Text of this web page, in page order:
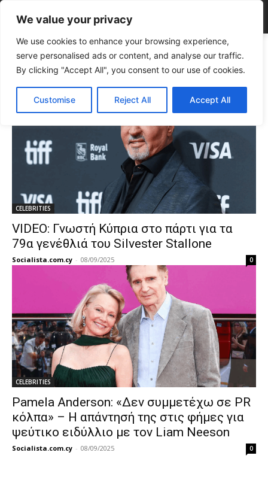
We value your privacy
We use cookies to enhance your browsing experience,
serve personalised ads or content, and analyse our traffic.
By clicking "Accept All", you consent to our use of cookies.
Customise Reject All Accept All
Tags Hollywood
Tag:Hollywood
CELEBRITIES
VIDEO: Γνωστή Κύπρια στο πάρτι για τα
79α γενέθλιά του Silvester Stallone
Socialista.com.cy - 08/09/2025 0
CELEBRITIES
Pamela Anderson: «Δεν συμμετέχω σε PR
κόλπα» – Η απάντησή της στις φήμες για
ψεύτικο ειδύλλιο με τον Liam Neeson
Socialista.com.cy - 08/09/2025 0